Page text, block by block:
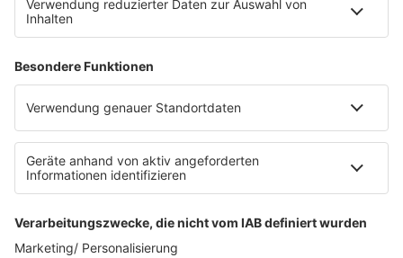
Impressum
Datenschutzerklärung